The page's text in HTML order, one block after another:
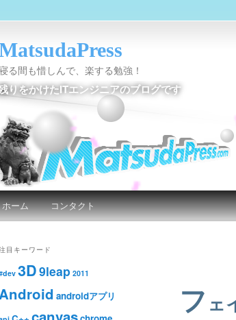
る間も惜しんで、楽する勉強！
りをかけたITエンジニアのブログです
ー
メインコンテンツへ移動
サブコンテンツへ移動
ホーム コンタクト
フ ェ
目キーワード
3D9leap 2011
androidアプリ